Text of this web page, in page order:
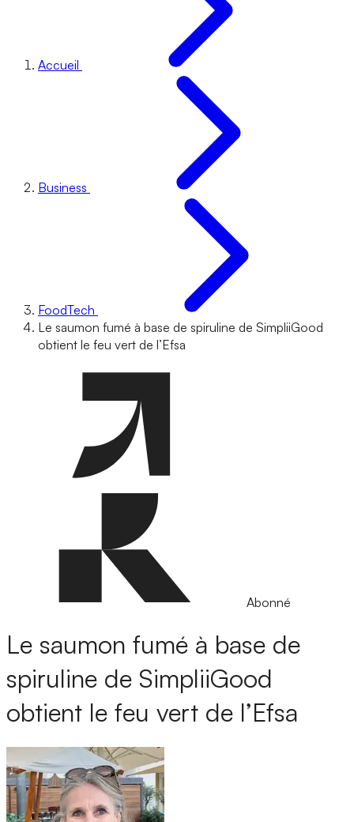
Accueil
Business
FoodTech
Le saumon fumé à base de spiruline de SimpliiGood
obtient le feu vert de l’Efsa
Abonné
Le saumon fumé à base de
spiruline de SimpliiGood
obtient le feu vert de l’Efsa